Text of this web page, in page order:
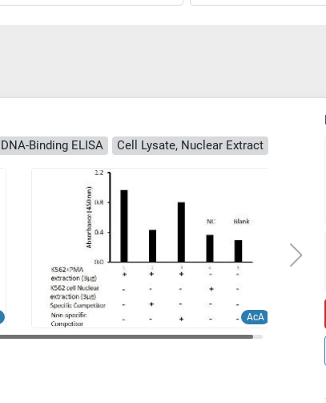
DNA-Binding ELISA Cell Lysate, Nuclear Extract
AcA